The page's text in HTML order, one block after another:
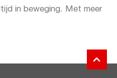
in beweging. Met meer